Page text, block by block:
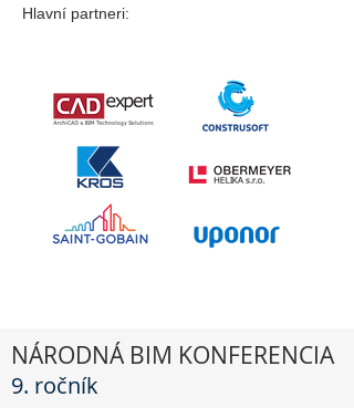
Hlavní partneri:
NÁRODNÁ BIM KONFERENCIA
9. ročník